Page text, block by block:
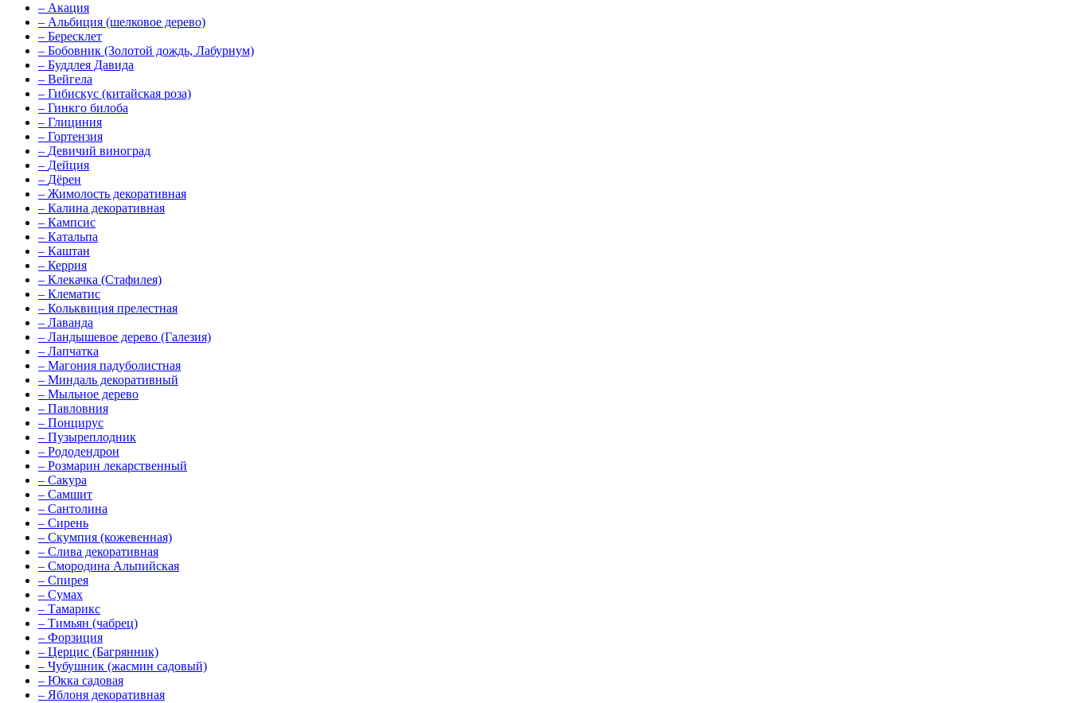
– Акация
– Альбиция (шелковое дерево)
– Бересклет
– Бобовник (Золотой дождь, Лабурнум)
– Буддлея Давида
– Вейгела
– Гибискус (китайская роза)
– Гинкго билоба
– Глициния
– Гортензия
– Девичий виноград
– Дейция
– Дёрен
– Жимолость декоративная
– Калина декоративная
– Кампсис
– Катальпа
– Каштан
– Керрия
– Клекачка (Стафилея)
– Клематис
– Кольквиция прелестная
– Лаванда
– Ландышевое дерево (Галезия)
– Лапчатка
– Магония падуболистная
– Миндаль декоративный
– Мыльное дерево
– Павловния
– Понцирус
– Пузыреплодник
– Рододендрон
– Розмарин лекарственный
– Сакура
– Самшит
– Сантолина
– Сирень
– Скумпия (кожевенная)
– Слива декоративная
– Смородина Альпийская
– Спирея
– Сумах
– Тамарикс
– Тимьян (чабрец)
– Форзиция
– Церцис (Багрянник)
– Чубушник (жасмин садовый)
– Юкка садовая
– Яблоня декоративная